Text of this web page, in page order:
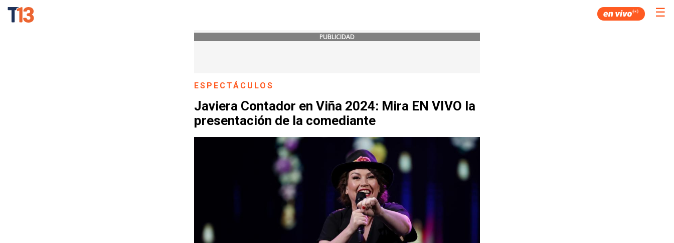
☰
PUBLICIDAD
ESPECTÁCULOS
Javiera Contador en Viña 2024: Mira EN VIVO la
presentación de la comediante